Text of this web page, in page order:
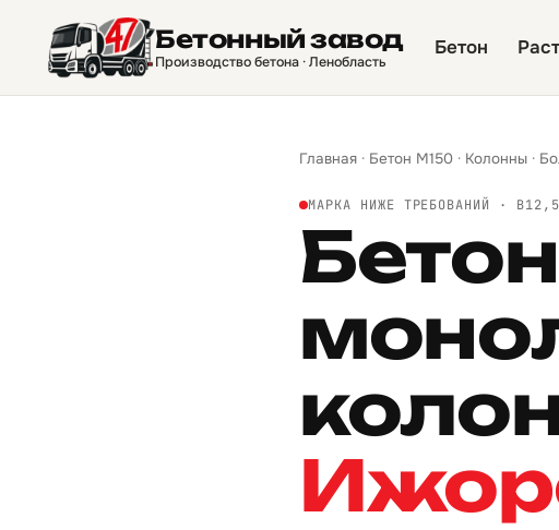
Бетонный завод
Производство бетона · Ленобласть
Бетон
Главная · Бетон М150 · Колонны ·
МАРКА НИЖЕ ТРЕБОВАНИЙ ·